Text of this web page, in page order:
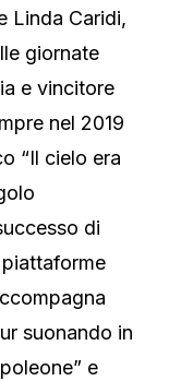
Linda Caridi,
giornate
e vincitore
nel 2019
“Il cielo era
di
suonando in
e